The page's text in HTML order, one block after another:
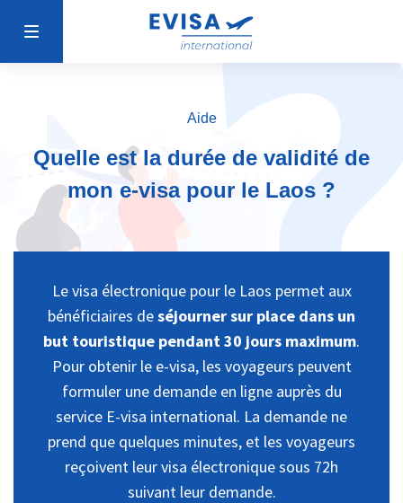
Aide
Quelle est la durée de validité de
mon e-visa pour le Laos ?
Le visa électronique pour le Laos permet aux
bénéficiaires deséjourner sur place dans un
but touristique pendant 30 jours maximum.
Pour obtenir le e-visa, les voyageurs peuvent
formuler une demande en ligne auprès du
service E-visa international. La demande ne
prend que quelques minutes, et les voyageurs
reçoivent leur visa électronique sous 72h
suivant leur demande.